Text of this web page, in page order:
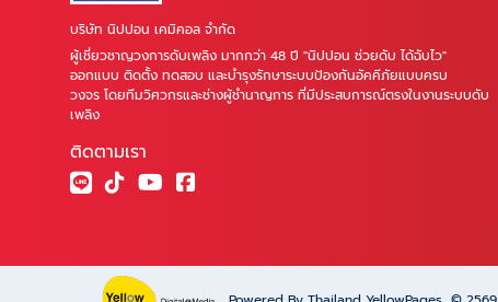
บริษัท นิปปอน เคมิคอล จำกัด
ผู้เชี่ยวชาญวงการดับเพลิง มากกว่า 48 ปี "นิปปอน ช่วยดับ ได้ฉับไว"
ออกแบบ ติดตั้ง ทดสอบ และบำรุงรักษาระบบป้องกันอัคคีภัยแบบครบ
วงจร โดยทีมวิศวกรและช่างผู้ชำนาญการ ที่มีประสบการณ์ตรงในงานระบบดับ
เพลิง
ติดตามเรา